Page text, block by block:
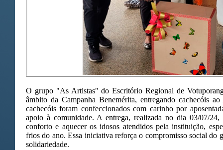
O grupo "As Artistas" do Escritório Regional de
âmbito da Campanha Benemérita, entregando cachecóis
cachecóis foram confeccionados com carinho por
apoio à comunidade. A entrega, realizada no dia 03/07/
conforto e aquecer os idosos atendidos pela instituição,
frios do ano. Essa iniciativa reforça o compromisso social do
solidariedade.